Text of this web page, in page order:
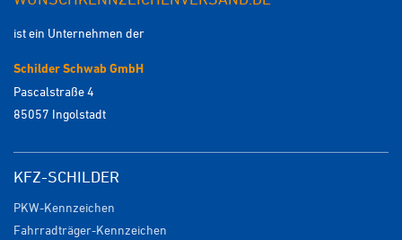
ist ein Unternehmen der
Schilder Schwab GmbH
Pascalstraße 4
85057 Ingolstadt
KFZ-SCHILDER
PKW-Kennzeichen
Fahrradträger-Kennzeichen